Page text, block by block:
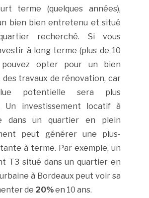
terme (quelques années),
bien bien entretenu et situé
recherché. Si vous
à long terme (plus de 10
pouvez opter pour un bien
travaux de rénovation, car
potentielle sera plus
Un investissement locatif à
dans un quartier en plein
peut générer une plus-
à terme. Par exemple, un
T3 situé dans un quartier en
à Bordeaux peut voir sa
de 20%en 10 ans.